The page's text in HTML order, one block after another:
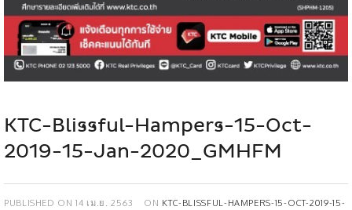
KTC-Blissful-Hampers-15-Oct-
2019-15-Jan-2020_GMHFM
PUBLISHED ON14 เม.ย. 2563 ON KTC-BLISSFUL-HAMPERS-15-OCT-2019-15-